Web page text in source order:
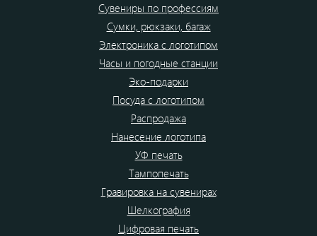
Сувениры по профессиям
Сумки, рюкзаки, багаж
Электроника с логотипом
Часы и погодные станции
Эко-подарки
Посуда с логотипом
Распродажа
Нанесение логотипа
УФ печать
Тампопечать
Гравировка на сувенирах
Шелкография
Цифровая печать